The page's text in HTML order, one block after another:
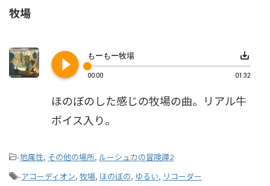
牧場
play_circle_filled もーもー牧場 save_alt
00:00 01:32
ほのぼのした感じの牧場の曲。リアル牛
ボイス入り。
-地属性, その他の場所, ルーシュカの冒険譚2
-アコーディオン, 牧場, ほのぼの, ゆるい, リコーダー